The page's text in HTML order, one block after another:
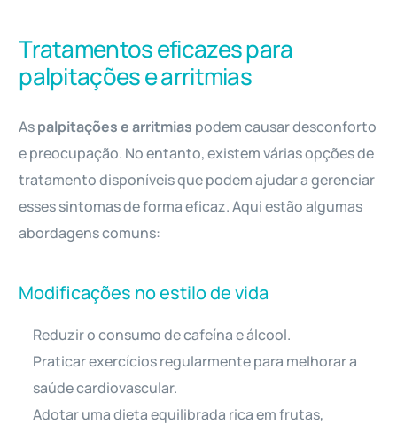
Tratamentos eficazes para
palpitações e arritmias
Aspalpitações e arritmias podem causar desconforto
e preocupação. No entanto, existem várias opções de
tratamento disponíveis que podem ajudar a gerenciar
esses sintomas de forma eficaz. Aqui estão algumas
abordagens comuns:
Modificações no estilo de vida
Reduzir o consumo de cafeína e álcool.
Praticar exercícios regularmente para melhorar a
saúde cardiovascular.
Adotar uma dieta equilibrada rica em frutas,